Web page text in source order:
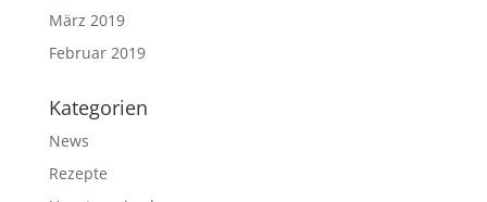
März 2019
Februar 2019
Kategorien
News
Rezepte